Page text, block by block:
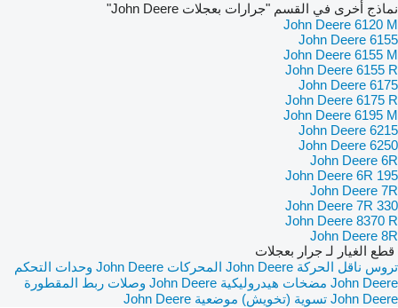
نماذج أخرى في القسم "جرارات بعجلات John Deere"
John Deere 6120 M
John Deere 6155
John Deere 6155 M
John Deere 6155 R
John Deere 6175
John Deere 6175 R
John Deere 6195 M
John Deere 6215
John Deere 6250
John Deere 6R
John Deere 6R 195
John Deere 7R
John Deere 7R 330
John Deere 8370 R
John Deere 8R
قطع الغيار لـ جرار بعجلات
تروس ناقل الحركة John Deere
المحركات John Deere
وحدات التحكم
John Deere مضخات هيدروليكية John Deere
وصلات ربط المقطورة
John Deere تسوية (تخويش) موضعية John Deere